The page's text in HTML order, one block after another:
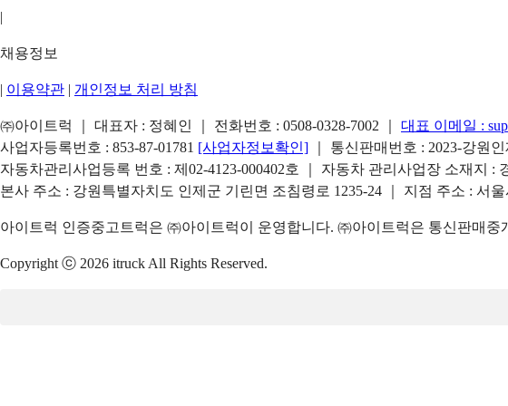
|
채용정보
| 이용약관 | 개인정보 처리 방침
㈜아이트럭 ｜ 대표자 : 정혜인 ｜ 전화번호 : 0508-0328-7002 대표 이메일 :
사업자등록번호 : 853-87-01781 [사업자정보확인]
｜ 통신판매번호 : 2023-강원
자동차관리사업등록 번호 : 제02-4123-000402호 ｜ 자동차 관리사업장 소재지 :
본사 주소 : 강원특별자치도 인제군 기린면 조침령로 1235-24 ｜ 지점 주소 : 서
아이트럭 인증중고트럭은 ㈜아이트럭이 운영합니다. ㈜아이트럭은 통신판매
Copyright ⓒ 2026 itruck All Rights Reserved.